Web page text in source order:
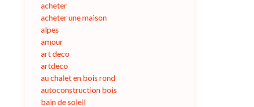
acheter
acheter une maison
alpes
amour
art deco
artdeco
au chalet en bois rond
autoconstruction bois
bain de soleil